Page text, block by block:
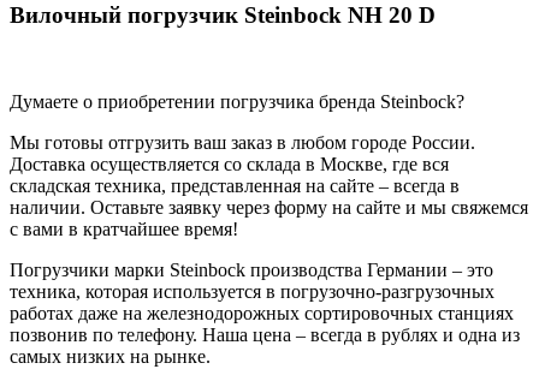
Вилочный погрузчик Steinbock NH 20 D
Думаете о приобретении погрузчика бренда Steinbock?
Мы готовы отгрузить ваш заказ в любом городе России.
Доставка осуществляется со склада в Москве, где вся
складская техника, представленная на сайте – всегда в
наличии. Оставьте заявку через форму на сайте и мы свяжемся
с вами в кратчайшее время!
Погрузчики марки Steinbock производства Германии – это
техника, которая используется в погрузочно-разгрузочных
работах даже на железнодорожных сортировочных станциях
позвонив по телефону. Наша цена – всегда в рублях и одна из
самых низких на рынке.